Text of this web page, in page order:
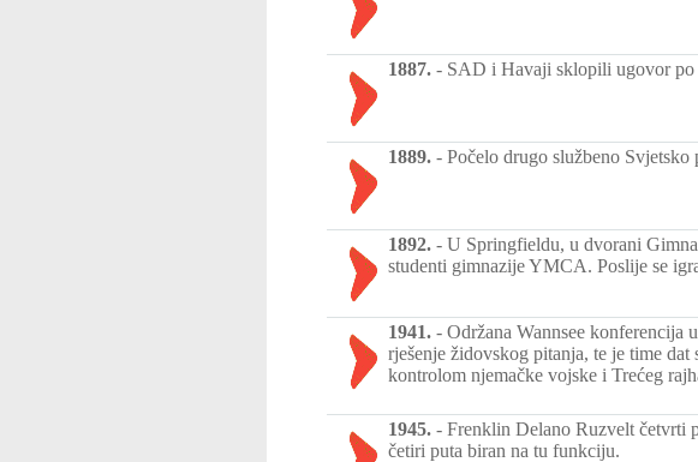
1887. - SAD i Havaji sklopili ugovor po
1889. - Počelo drugo službeno
1892. - U Springfieldu, u dvorani
studenti gimnazije YMCA. Poslije se
1941. - Održana Wannsee konferencija
rješenje židovskog pitanja, te je time
kontrolom njemačke vojske i Trećeg
1945. - Frenklin Delano Ruzvelt četvrti
četiri puta biran na tu funkciju.